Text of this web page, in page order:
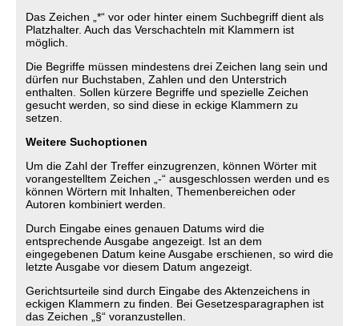
Das Zeichen „*“ vor oder hinter einem Suchbegriff dient als
Platzhalter. Auch das Verschachteln mit Klammern ist
möglich.
Die Begriffe müssen mindestens drei Zeichen lang sein und
dürfen nur Buchstaben, Zahlen und den Unterstrich
enthalten. Sollen kürzere Begriffe und spezielle Zeichen
gesucht werden, so sind diese in eckige Klammern zu
setzen.
Weitere Suchoptionen
Um die Zahl der Treffer einzugrenzen, können Wörter mit
vorangestelltem Zeichen „-“ ausgeschlossen werden und es
können Wörtern mit Inhalten, Themenbereichen oder
Autoren kombiniert werden.
Durch Eingabe eines genauen Datums wird die
entsprechende Ausgabe angezeigt. Ist an dem
eingegebenen Datum keine Ausgabe erschienen, so wird die
letzte Ausgabe vor diesem Datum angezeigt.
Gerichtsurteile sind durch Eingabe des Aktenzeichens in
eckigen Klammern zu finden. Bei Gesetzesparagraphen ist
das Zeichen „§“ voranzustellen.